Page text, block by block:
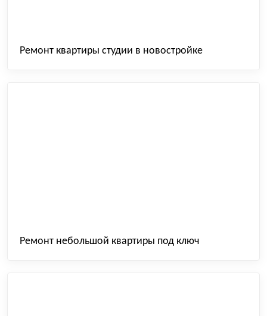
Ремонт квартиры студии в новостройке
Ремонт небольшой квартиры под ключ